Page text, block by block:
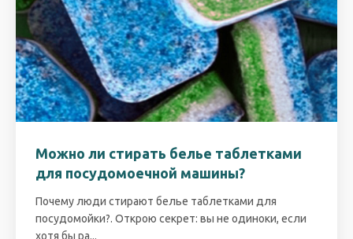
Можно ли стирать белье таблетками
для посудомоечной машины?
Почему люди стирают белье таблетками для
посудомойки?. Открою секрет: вы не одиноки, если
хотя бы ра...